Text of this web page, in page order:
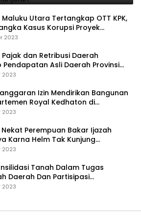
Utara Tertangkap OTT KPK,
Kasus Korupsi Proyek
Barang dan Jasa
2023
dan Retribusi Daerah
Pendapatan Asli Daerah Provinsi
2023
Izin Mendirikan Bangunan
Royal Kedhaton di
2023
Nekat Perempuan Bakar Ijazah
Karna Helm Tak Kunjung
2023
Tanah Dalam Tugas
Daerah Dan Partisipasi
2023